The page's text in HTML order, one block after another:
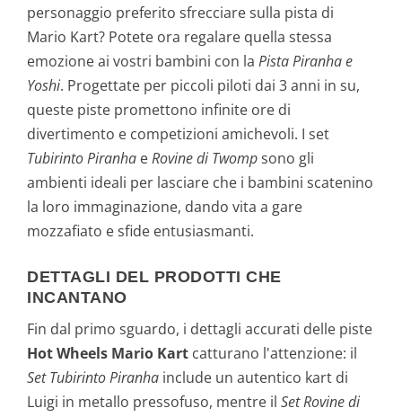
personaggio preferito sfrecciare sulla pista di
Mario Kart? Potete ora regalare quella stessa
emozione ai vostri bambini con la Pista Piranha e
Yoshi. Progettate per piccoli piloti dai 3 anni in su,
queste piste promettono infinite ore di
divertimento e competizioni amichevoli. I set
Tubirinto Piranha eRovine di Twompsono gli
ambienti ideali per lasciare che i bambini scatenino
la loro immaginazione, dando vita a gare
mozzafiato e sfide entusiasmanti.
DETTAGLI DEL PRODOTTI CHE
INCANTANO
Fin dal primo sguardo, i dettagli accurati delle piste
Hot Wheels Mario Kart catturano l'attenzione: il
Set Tubirinto Piranha include un autentico kart di
Luigi in metallo pressofuso, mentre il Set Rovine di